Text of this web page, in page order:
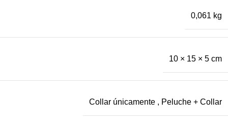
0,061 kg
10 × 15 × 5 cm
Collar únicamente , Peluche + Collar